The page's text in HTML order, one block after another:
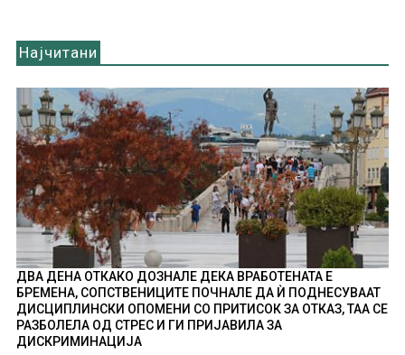
Најчитани
ДВА ДЕНА ОТКАКО ДОЗНАЛЕ ДЕКА ВРАБОТЕНАТА Е
БРЕМЕНА, СОПСТВЕНИЦИТЕ ПОЧНАЛЕ ДА Ѝ ПОДНЕСУВААТ
ДИСЦИПЛИНСКИ ОПОМЕНИ СО ПРИТИСОК ЗА ОТКАЗ, ТАА СЕ
РАЗБОЛЕЛА ОД СТРЕС И ГИ ПРИЈАВИЛА ЗА
ДИСКРИМИНАЦИЈА